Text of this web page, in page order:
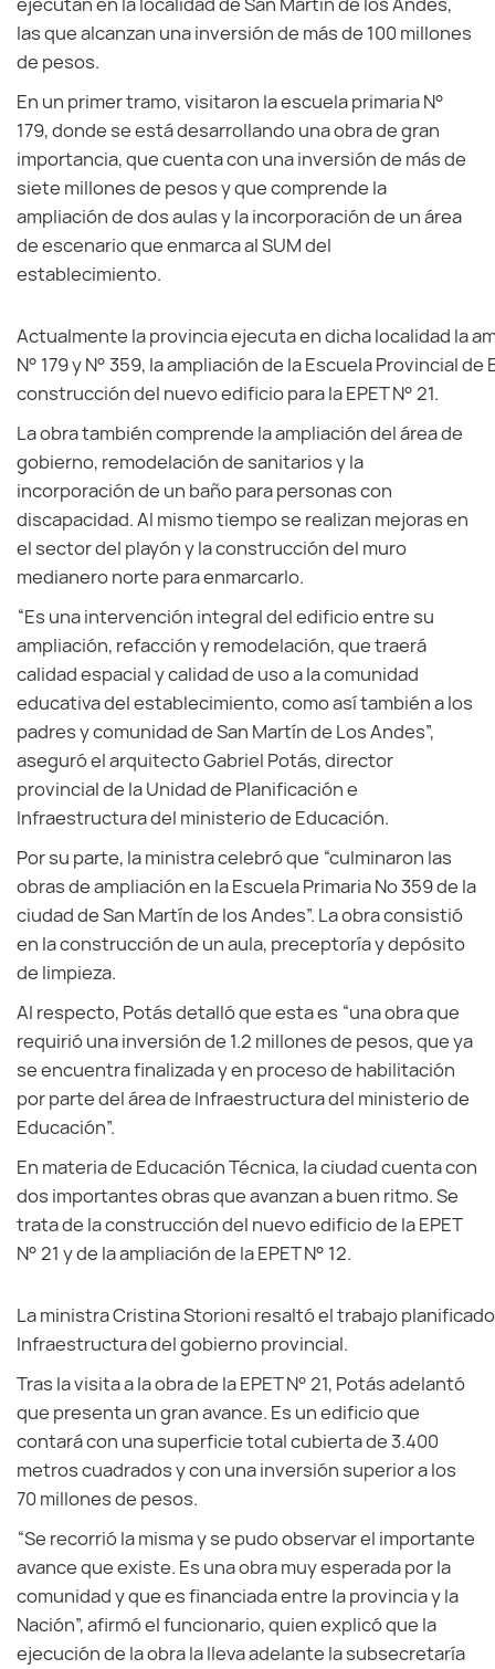
las que alcanzan una inversión de más de 100 millones
de pesos.
En un primer tramo, visitaron la escuela primaria N°
179, donde se está desarrollando una obra de gran
importancia, que cuenta con una inversión de más de
siete millones de pesos y que comprende la
ampliación de dos aulas y la incorporación de un área
de escenario que enmarca al SUM del
establecimiento.
Actualmente la provincia ejecuta en dicha localidad la
N° 179 y N° 359, la ampliación de la Escuela Provincial de
construcción del nuevo edificio para la EPET N° 21.
La obra también comprende la ampliación del área de
gobierno, remodelación de sanitarios y la
incorporación de un baño para personas con
discapacidad. Al mismo tiempo se realizan mejoras en
el sector del playón y la construcción del muro
medianero norte para enmarcarlo.
“Es una intervención integral del edificio entre su
ampliación, refacción y remodelación, que traerá
calidad espacial y calidad de uso a la comunidad
educativa del establecimiento, como así también a los
padres y comunidad de San Martín de Los Andes”,
aseguró el arquitecto Gabriel Potás, director
provincial de la Unidad de Planificación e
Infraestructura del ministerio de Educación.
Por su parte, la ministra celebró que “culminaron las
obras de ampliación en la Escuela Primaria Nº 359 de la
ciudad de San Martín de los Andes”. La obra consistió
en la construcción de un aula, preceptoría y depósito
de limpieza.
Al respecto, Potás detalló que esta es “una obra que
requirió una inversión de 1.2 millones de pesos, que ya
se encuentra finalizada y en proceso de habilitación
por parte del área de Infraestructura del ministerio de
Educación”.
En materia de Educación Técnica, la ciudad cuenta con
dos importantes obras que avanzan a buen ritmo. Se
trata de la construcción del nuevo edificio de la EPET
N° 21 y de la ampliación de la EPET N° 12.
La ministra Cristina Storioni resaltó el trabajo
Infraestructura del gobierno provincial.
Tras la visita a la obra de la EPET N° 21, Potás adelantó
que presenta un gran avance. Es un edificio que
contará con una superficie total cubierta de 3.400
metros cuadrados y con una inversión superior a los
70 millones de pesos.
“Se recorrió la misma y se pudo observar el importante
avance que existe. Es una obra muy esperada por la
comunidad y que es financiada entre la provincia y la
Nación”, afirmó el funcionario, quien explicó que la
ejecución de la obra la lleva adelante la subsecretaría